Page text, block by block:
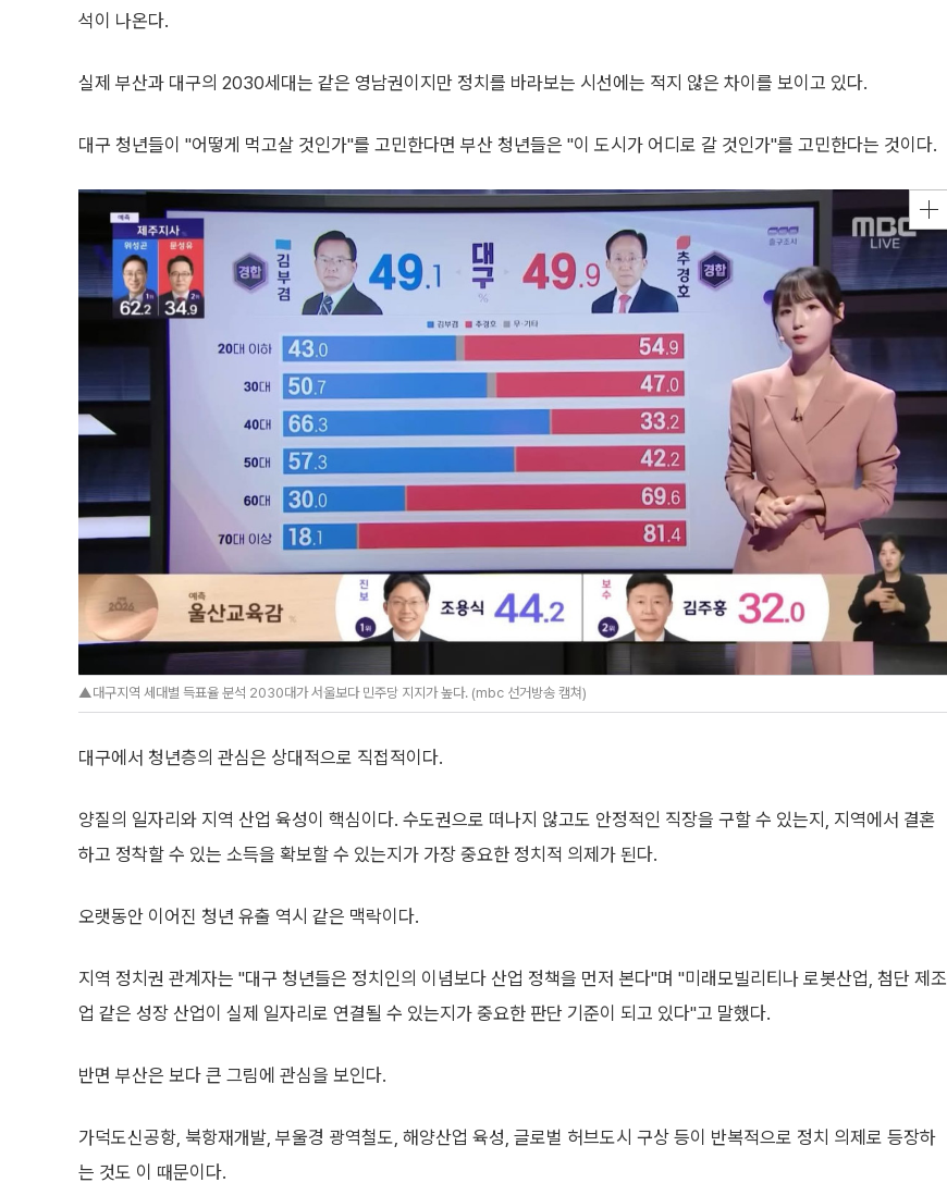
석이 나온다.
실제 부산과 대구의 2030세대는 같은 영남권이지만 정치를 바라보는 시선에는 적지 않은 차이를 보이고 있다.
대구 청년들이 "어떻게 먹고살 것인가"를 고민한다면 부산 청년들은 "이 도시가 어디로 갈 것인가"를 고민한다는 것이다.
▲대구지역 세대별 득표율 분석 2030대가 서울보다 민주당 지지가 높다. (mbc 선거방송 캠쳐)
대구에서 청년층의 관심은 상대적으로 직접적이다.
양질의 일자리와 지역 산업 육성이 핵심이다. 수도권으로 떠나지 않고도 안정적인 직장을 구할 수 있는지, 지역에서 결혼
하고 정착할 수 있는 소득을 확보할 수 있는지가 가장 중요한 정치적 의제가 된다.
오랫동안 이어진 청년 유출 역시 같은 맥락이다.
지역 정치권 관계자는 "대구 청년들은 정치인의 이념보다 산업 정책을 먼저 본다"며 "미래모빌리티나 로봇산업, 첨단 제조
업 같은 성장 산업이 실제 일자리로 연결될 수 있는지가 중요한 판단 기준이 되고 있다"고 말했다.
반면 부산은 보다 큰 그림에 관심을 보인다.
가덕도신공항, 북항재개발, 부울경 광역철도, 해양산업 육성, 글로벌 허브도시 구상 등이 반복적으로 정치 의제로 등장하
는 것도 이 때문이다.